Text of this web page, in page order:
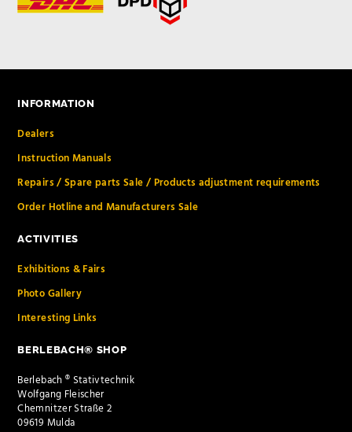
INFORMATION
Dealers
Instruction Manuals
Repairs / Spare parts Sale / Products adjustment requirements
Order Hotline and Manufacturers Sale
ACTIVITIES
Exhibitions & Fairs
Photo Gallery
Interesting Links
BERLEBACH® SHOP
Berlebach ® Stativtechnik
Wolfgang Fleischer
Chemnitzer Straße 2
09619 Mulda